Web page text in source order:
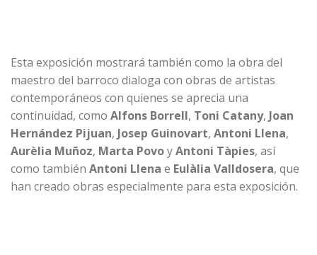
Esta exposición mostrará también como la obra del
maestro del barroco dialoga con obras de artistas
contemporáneos con quienes se aprecia una
continuidad, como Alfons Borrell, Toni Catany, Joan
Hernández Pijuan, Josep Guinovart, Antoni Llena,
Aurèlia Muñoz, Marta PovoyAntoni Tàpies, así
como también Antoni Llena e Eulàlia Valldosera, que
han creado obras especialmente para esta exposición.